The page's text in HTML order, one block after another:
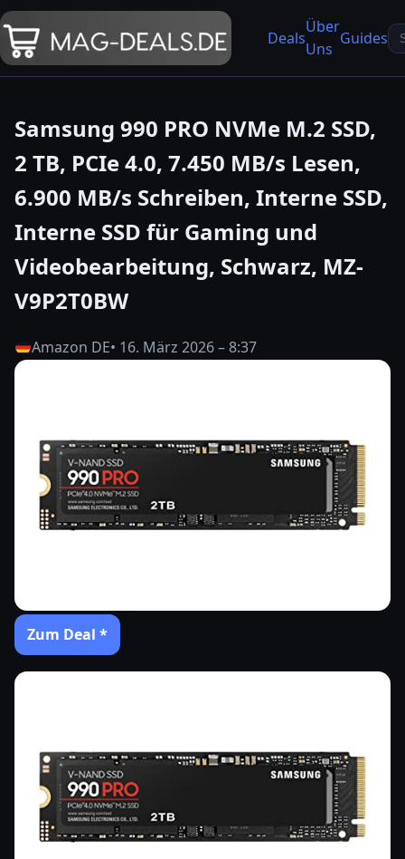
Deals
Über
Uns
Guides
Samsung 990 PRO NVMe M.2 SSD,
2 TB, PCIe 4.0, 7.450 MB/s Lesen,
6.900 MB/s Schreiben, Interne SSD,
Interne SSD für Gaming und
Videobearbeitung, Schwarz, MZ-
V9P2T0BW
Amazon DE• 16. März 2026 – 8:37
Zum Deal *